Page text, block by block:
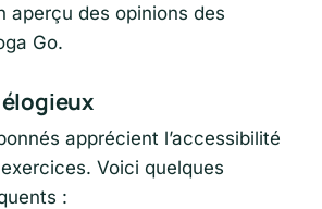
aperçu des opinions des
Go.
apprécient l’accessibilité
Voici quelques
: